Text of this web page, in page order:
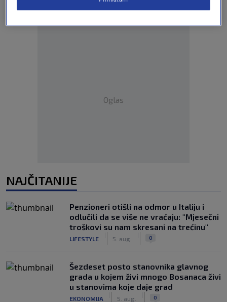
Oglas
NAJČITANIJE
Penzioneri otišli na odmor u Italiju i
odlučili da se više ne vraćaju: "Mjesečni
troškovi su nam skresani na trećinu"
LIFESTYLE 5. aug. 0
Šezdeset posto stanovnika glavnog
grada u kojem živi mnogo Bosanaca živi
u stanovima koje daje grad
EKONOMIJA 5. aug. 0